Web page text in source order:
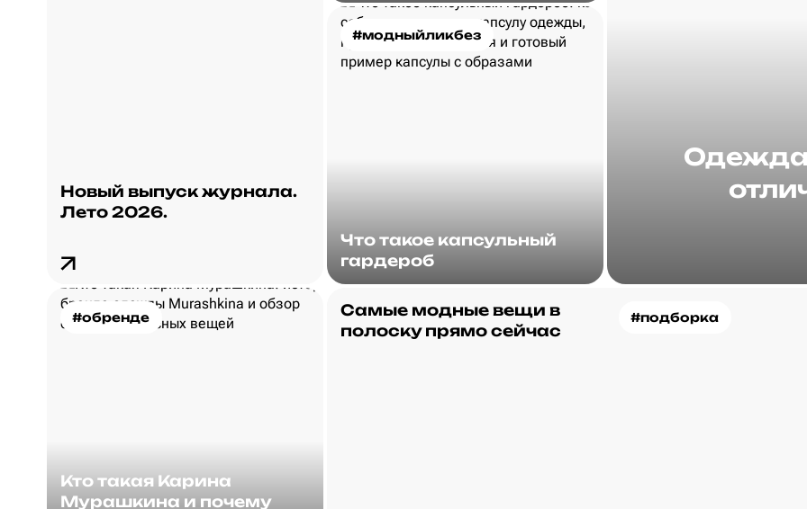
Новый выпуск журнала.
Лето 2026.
Одежда
#модныйликбез
Что такое капсульный
гардероб
#обренде
Кто такая Карина
Мурашкина и почему
#подборка
Самые модные вещи в
полоску прямо сейчас